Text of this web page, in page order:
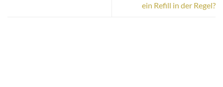
ein Refill in der Regel?